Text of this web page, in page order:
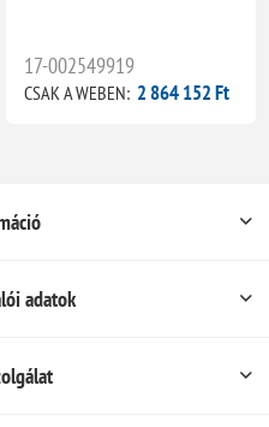
17-002549919
CSAK A WEBEN: 2 864 152 Ft
adatok